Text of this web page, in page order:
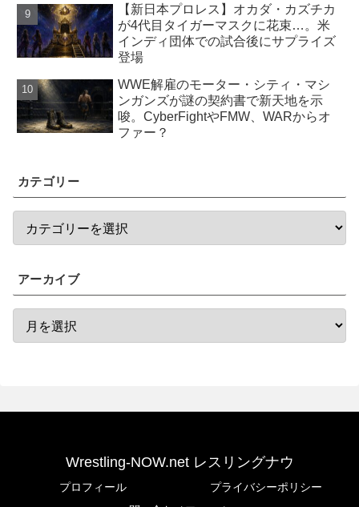
【新日本プロレス】オカダ・カズチカ
が4代目タイガーマスクに花束…。米
インディ団体での試合後にサプライズ
登場
WWE解雇のモーター・シティ・マシ
ンガンズが謎の契約書で新天地を示
唆。CyberFightやFMW、WARからオ
ファー？
カテゴリー
アーカイブ
Wrestling-NOW.net レスリングナウ
プロフィール
プライバシーポリシー